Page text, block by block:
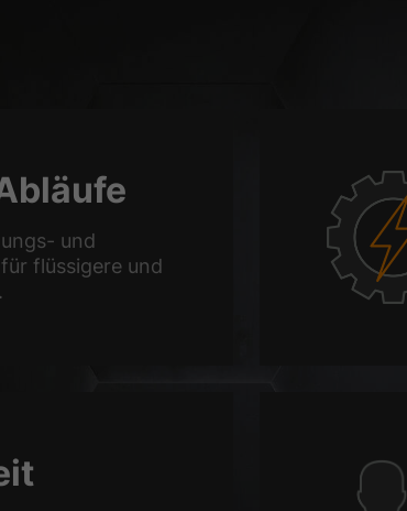
und
flüssigere und